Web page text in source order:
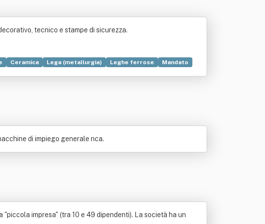
tecnico e stampe di sicurezza.
Ceramica Lega (metallurgia) Leghe ferrose
Mandato
di impiego generale nca.
impresa" (tra 10 e 49 dipendenti). La società ha un